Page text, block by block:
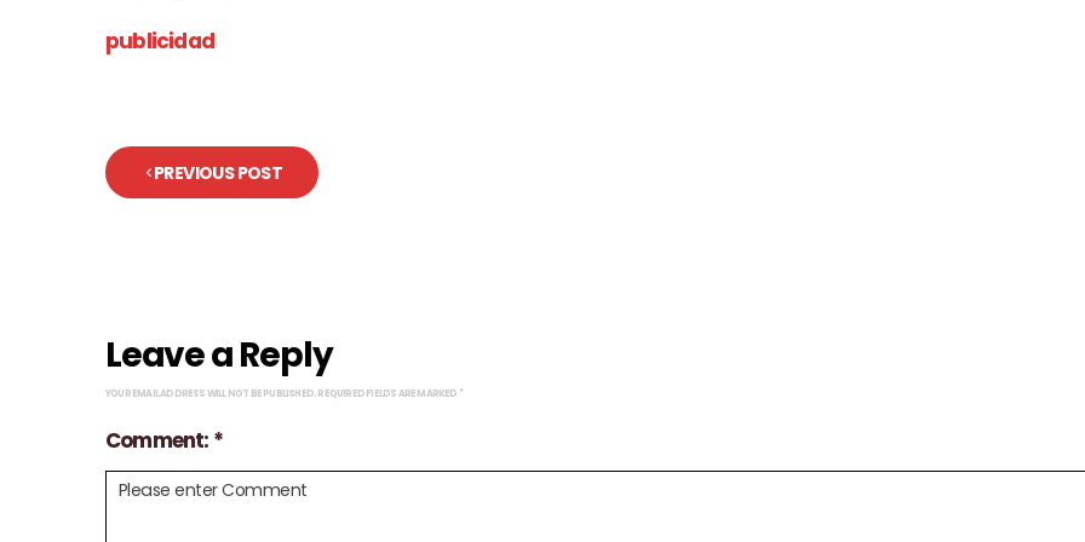
publicidad
PREVIOUS POST
Leave a Reply
YOUR EMAIL ADDRESS WILL NOT BE PUBLISHED.REQUIRED FIELDS ARE MARKED *
Comment: *